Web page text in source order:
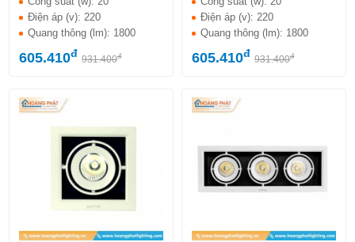
Điện áp (v): 220
Quang thông (lm): 1800
605.410đ 931.400đ
Điện áp (v): 220
Quang thông (lm): 1800
605.410đ 931.400đ